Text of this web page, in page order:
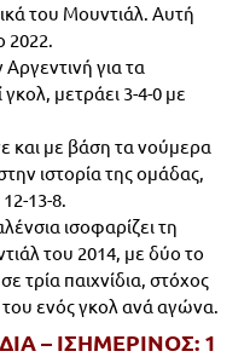
του Μουντιάλ. Αυτή
2022.
για τα
γκολ, μετράει 3-4-0 με
και με βάση τα νούμερα
ιστορία της ομάδας,
13-8.
ισοφαρίζει τη
του 2014, με δύο το
τρία παιχνίδια, στόχος
του ενός γκολ ανά αγώνα.
– ΙΣΗΜΕΡΙΝΟΣ: 1